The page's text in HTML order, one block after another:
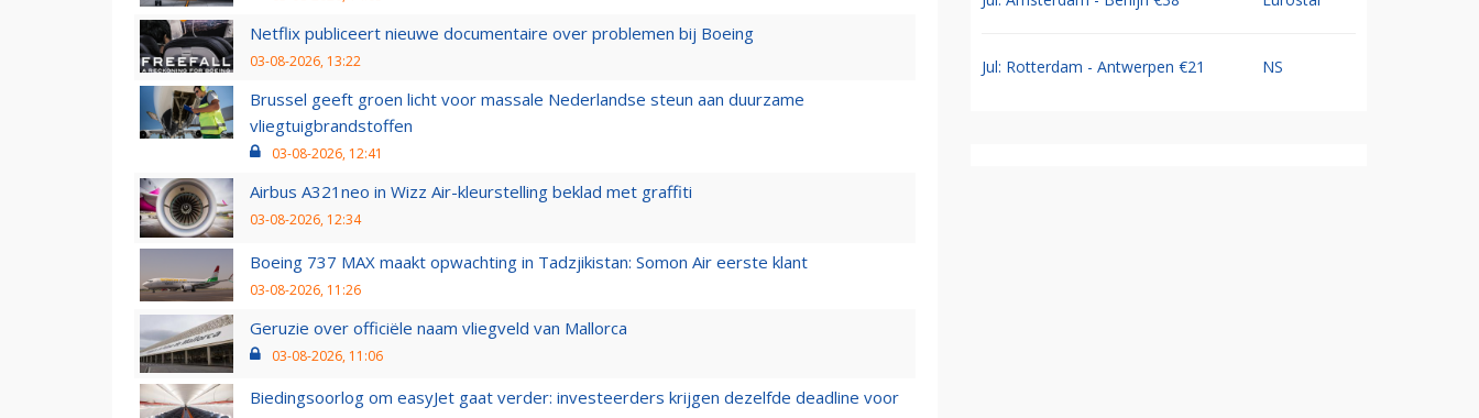
Netflix publiceert nieuwe documentaire over problemen bij Boeing
03-08-2026, 13:22
Brussel geeft groen licht voor massale Nederlandse steun aan duurzame
vliegtuigbrandstoffen
03-08-2026, 12:41
Airbus A321neo in Wizz Air-kleurstelling beklad met graffiti
03-08-2026, 12:34
Boeing 737 MAX maakt opwachting in Tadzjikistan: Somon Air eerste klant
03-08-2026, 11:26
Geruzie over officiële naam vliegveld van Mallorca
03-08-2026, 11:06
Biedingsoorlog om easyJet gaat verder: investeerders krijgen dezelfde deadline voor
Jul: Rotterdam - Antwerpen €21 NS